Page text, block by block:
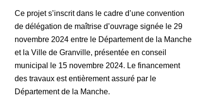
Ce projet s’inscrit dans le cadre d’une convention
de délégation de maîtrise d’ouvrage signée le 29
novembre 2024 entre le Département de la Manche
et la Ville de Granville, présentée en conseil
municipal le 15 novembre 2024. Le financement
des travaux est entièrement assuré par le
Département de la Manche.